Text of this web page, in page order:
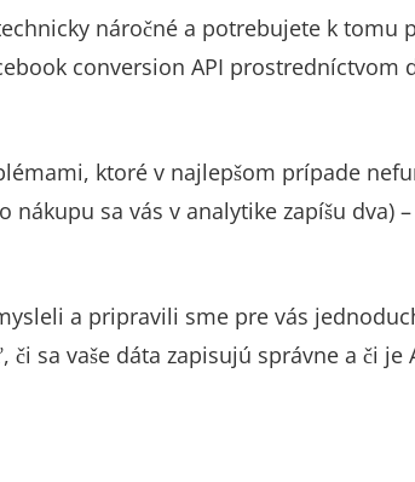
náročné a potrebujete k tomu
conversion API prostredníctvom
ktoré v najlepšom prípade
sa vás v analytike zapíšu dva)
a pripravili sme pre vás
sa vaše dáta zapisujú správne a či je